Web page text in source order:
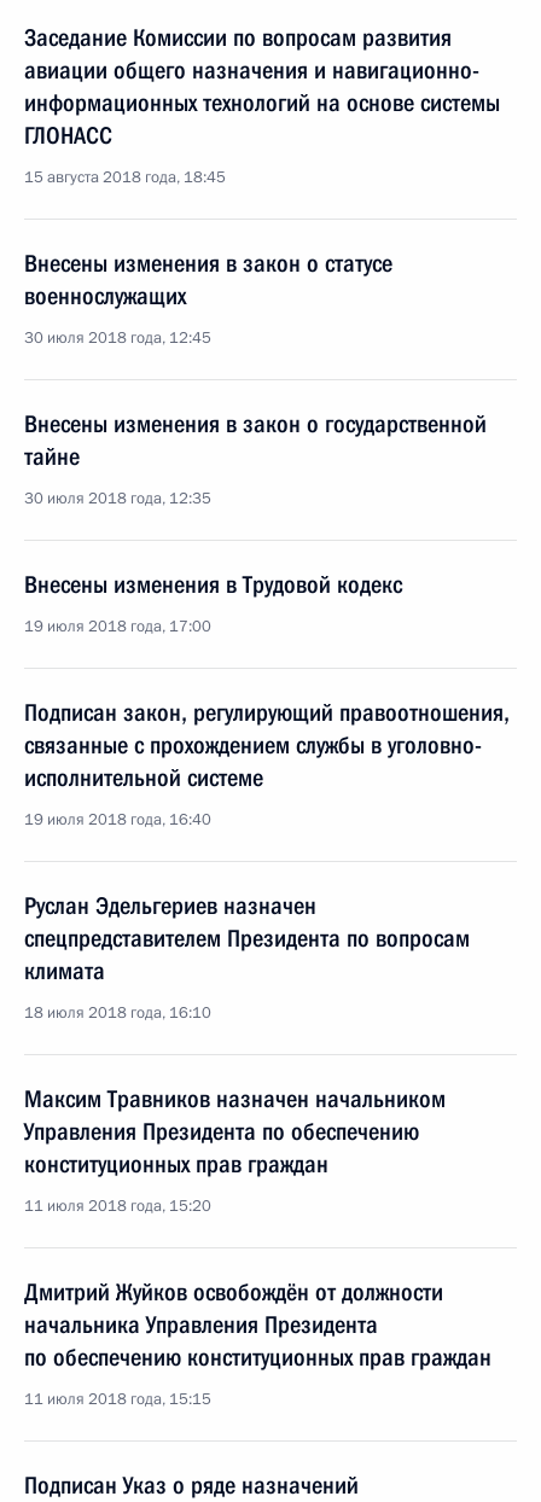
Заседание Комиссии по вопросам развития
авиации общего назначения и навигационно-
информационных технологий на основе системы
ГЛОНАСС
15 августа 2018 года, 18:45
Внесены изменения в закон о статусе
военнослужащих
30 июля 2018 года, 12:45
Внесены изменения в закон о государственной
тайне
30 июля 2018 года, 12:35
Внесены изменения в Трудовой кодекс
19 июля 2018 года, 17:00
Подписан закон, регулирующий правоотношения,
связанные с прохождением службы в уголовно-
исполнительной системе
19 июля 2018 года, 16:40
Руслан Эдельгериев назначен
спецпредставителем Президента по вопросам
климата
18 июля 2018 года, 16:10
Максим Травников назначен начальником
Управления Президента по обеспечению
конституционных прав граждан
11 июля 2018 года, 15:20
Дмитрий Жуйков освобождён от должности
начальника Управления Президента
по обеспечению конституционных прав граждан
11 июля 2018 года, 15:15
Подписан Указ о ряде назначений